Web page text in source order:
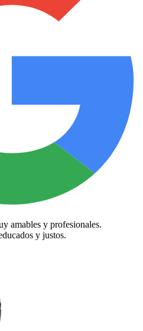
amables y profesionales.
y justos.